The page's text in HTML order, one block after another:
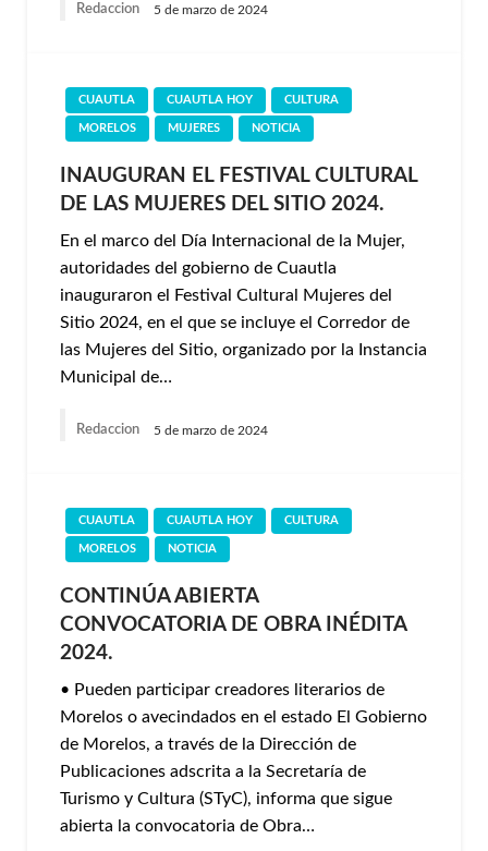
Redaccion 5 de marzo de 2024
CUAUTLA CUAUTLA HOY CULTURA
MORELOS MUJERES NOTICIA
INAUGURAN EL FESTIVAL CULTURAL
DE LAS MUJERES DEL SITIO 2024.
En el marco del Día Internacional de la Mujer,
autoridades del gobierno de Cuautla
inauguraron el Festival Cultural Mujeres del
Sitio 2024, en el que se incluye el Corredor de
las Mujeres del Sitio, organizado por la Instancia
Municipal de…
Redaccion 5 de marzo de 2024
CUAUTLA CUAUTLA HOY CULTURA
MORELOS NOTICIA
CONTINÚA ABIERTA
CONVOCATORIA DE OBRA INÉDITA
2024.
• Pueden participar creadores literarios de
Morelos o avecindados en el estado El Gobierno
de Morelos, a través de la Dirección de
Publicaciones adscrita a la Secretaría de
Turismo y Cultura (STyC), informa que sigue
abierta la convocatoria de Obra…